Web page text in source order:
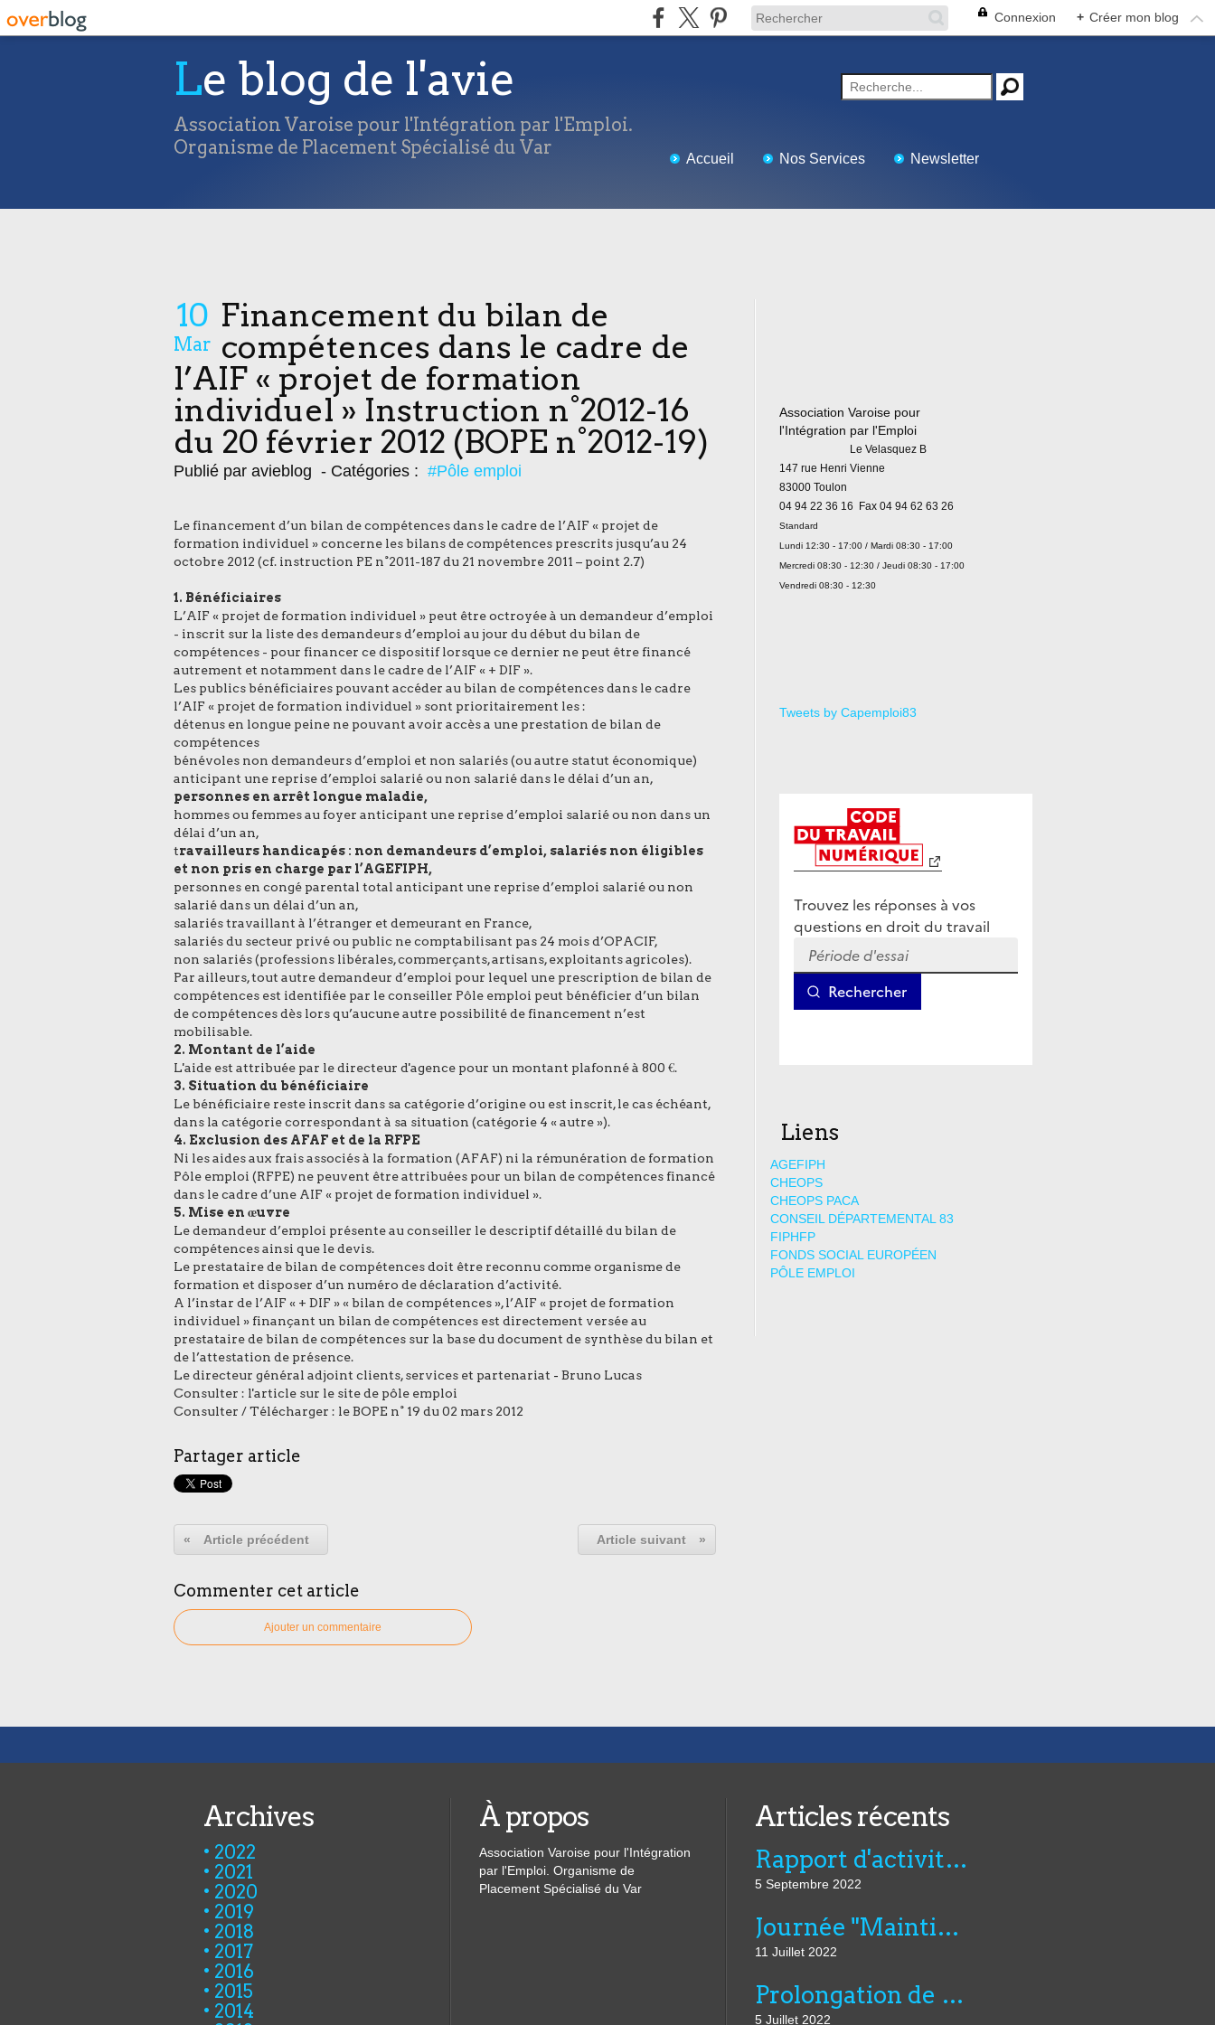
Connexion + Créer mon blog
Le blog de l'avie
Association Varoise pour l'Intégration par l'Emploi.
Organisme de Placement Spécialisé du Var
Accueil Nos Services Newsletter
10
Mar
Financement du bilan de
compétences dans le cadre de
l’AIF « projet de formation
individuel » Instruction n°2012-16
du 20 février 2012 (BOPE n°2012-19)
Publié par avieblog - Catégories : #Pôle emploi
Le financement d’un bilan de compétences dans le cadre de l’AIF « projet de
formation individuel » concerne les bilans de compétences prescrits jusqu’au 24
octobre 2012 (cf. instruction PE n°2011-187 du 21 novembre 2011 – point 2.7)
1. Bénéficiaires
L’AIF « projet de formation individuel » peut être octroyée à un demandeur d’emploi
- inscrit sur la liste des demandeurs d’emploi au jour du début du bilan de
compétences - pour financer ce dispositif lorsque ce dernier ne peut être financé
autrement et notamment dans le cadre de l’AIF « + DIF ».
Les publics bénéficiaires pouvant accéder au bilan de compétences dans le cadre
l’AIF « projet de formation individuel » sont prioritairement les :
détenus en longue peine ne pouvant avoir accès a une prestation de bilan de
compétences
bénévoles non demandeurs d’emploi et non salariés (ou autre statut économique)
anticipant une reprise d’emploi salarié ou non salarié dans le délai d’un an,
personnes en arrêt longue maladie,
hommes ou femmes au foyer anticipant une reprise d’emploi salarié ou non dans un
délai d’un an,
travailleurs handicapés : non demandeurs d’emploi, salariés non éligibles
et non pris en charge par l’AGEFIPH,
personnes en congé parental total anticipant une reprise d’emploi salarié ou non
salarié dans un délai d’un an,
salariés travaillant à l’étranger et demeurant en France,
salariés du secteur privé ou public ne comptabilisant pas 24 mois d’OPACIF,
non salariés (professions libérales, commerçants, artisans, exploitants agricoles).
Par ailleurs, tout autre demandeur d’emploi pour lequel une prescription de bilan de
compétences est identifiée par le conseiller Pôle emploi peut bénéficier d’un bilan
de compétences dès lors qu’aucune autre possibilité de financement n’est
mobilisable.
2. Montant de l’aide
L'aide est attribuée par le directeur d'agence pour un montant plafonné à 800 €.
3. Situation du bénéficiaire
Le bénéficiaire reste inscrit dans sa catégorie d’origine ou est inscrit, le cas échéant,
dans la catégorie correspondant à sa situation (catégorie 4 « autre »).
4. Exclusion des AFAF et de la RFPE
Ni les aides aux frais associés à la formation (AFAF) ni la rémunération de formation
Pôle emploi (RFPE) ne peuvent être attribuées pour un bilan de compétences financé
dans le cadre d’une AIF « projet de formation individuel ».
5. Mise en œuvre
Le demandeur d’emploi présente au conseiller le descriptif détaillé du bilan de
compétences ainsi que le devis.
Le prestataire de bilan de compétences doit être reconnu comme organisme de
formation et disposer d’un numéro de déclaration d’activité.
A l’instar de l’AIF « + DIF » « bilan de compétences », l’AIF « projet de formation
individuel » finançant un bilan de compétences est directement versée au
prestataire de bilan de compétences sur la base du document de synthèse du bilan et
de l’attestation de présence.
Le directeur général adjoint clients, services et partenariat - Bruno Lucas
Consulter : l'article sur le site de pôle emploi
Consulter / Télécharger : le BOPE n° 19 du 02 mars 2012
Partager article
« Article précédent Article suivant »
Commenter cet article
Ajouter un commentaire
Association Varoise pour
l'Intégration par l'Emploi
Le Velasquez B
147 rue Henri Vienne
83000 Toulon
04 94 22 36 16 Fax 04 94 62 63 26
Standard
Lundi 12:30 - 17:00 / Mardi 08:30 - 17:00
Mercredi 08:30 - 12:30 / Jeudi 08:30 - 17:00
Vendredi 08:30 - 12:30
Tweets by Capemploi83
Liens
AGEFIPH
CHEOPS
CHEOPS PACA
CONSEIL DÉPARTEMENTAL 83
FIPHFP
FONDS SOCIAL EUROPÉEN
PÔLE EMPLOI
Archives
2022
2021
2020
2019
2018
2017
2016
2015
2014
À propos
Association Varoise pour l'Intégration
par l'Emploi. Organisme de
Placement Spécialisé du Var
Articles récents
Rapport d'activité de l'AVIE 2021
5 Septembre 2022
Journée "Maintien dans l’emploi, compensation et innovation technologique" du 07 juillet au CNFTP
11 Juillet 2022
Prolongation de six mois du montant dérogatoire de l'aide unique aux employeurs d'apprentis et de l'aide exceptionnelle...
5 Juillet 2022